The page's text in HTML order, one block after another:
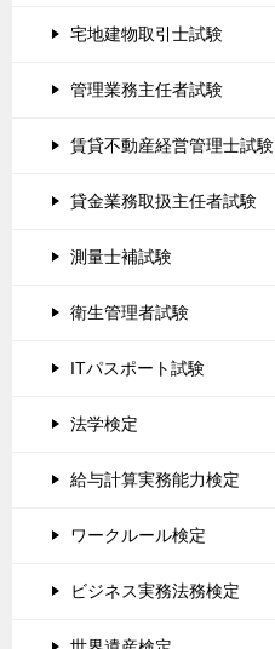
宅地建物取引士試験
管理業務主任者試験
賃貸不動産経営管理士試験
貸金業務取扱主任者試験
測量士補試験
衛生管理者試験
ITパスポート試験
法学検定
給与計算実務能力検定
ワークルール検定
ビジネス実務法務検定